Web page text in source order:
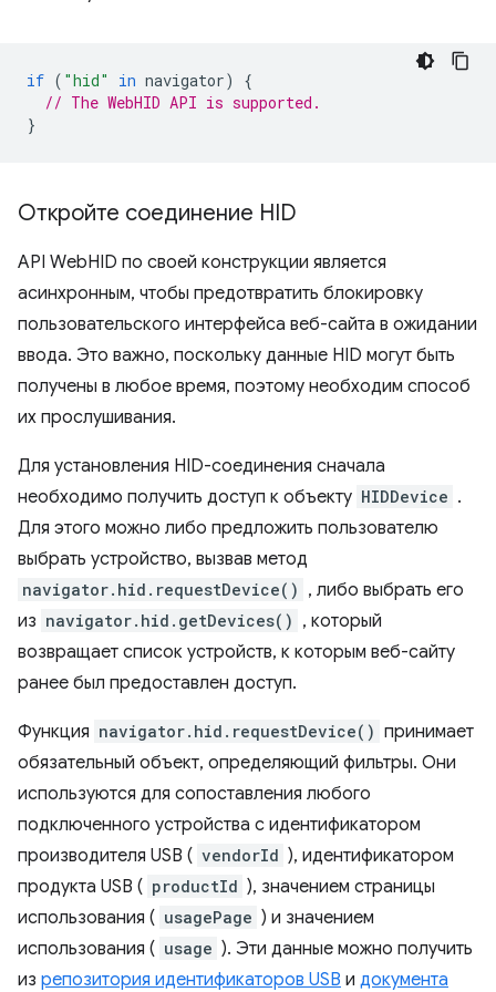
if ( "hid" in navigator)
{
// The WebHID API is supported.
}
Откройте соединение HID
API WebHID по своей конструкции является
асинхронным, чтобы предотвратить блокировку
пользовательского интерфейса веб-сайта в ожидании
ввода. Это важно, поскольку данные HID могут быть
получены в любое время, поэтому необходим способ
их прослушивания.
Для установления HID-соединения сначала
необходимо получить доступ к объекту HIDDevice .
Для этого можно либо предложить пользователю
выбрать устройство, вызвав метод
navigator.hid.requestDevice() , либо выбрать его
из navigator.hid.getDevices() , который
возвращает список устройств, к которым веб-сайту
ранее был предоставлен доступ.
Функция navigator.hid.requestDevice() принимает
обязательный объект, определяющий фильтры. Они
используются для сопоставления любого
подключенного устройства с идентификатором
производителя USB ( vendorId ), идентификатором
продукта USB ( productId ), значением страницы
использования ( usagePage ) и значением
использования ( usage ). Эти данные можно получить
из репозитория идентификаторов USB и документа